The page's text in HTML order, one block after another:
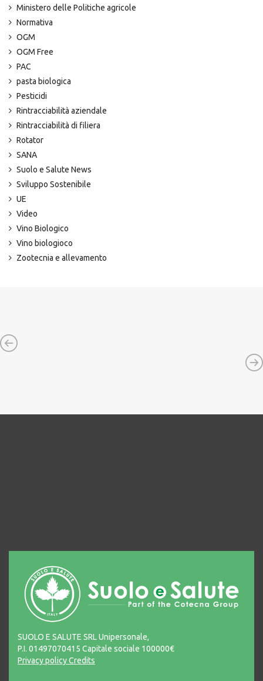
Ministero delle Politiche agricole
Normativa
OGM
OGM Free
PAC
pasta biologica
Pesticidi
Rintracciabilità aziendale
Rintracciabilità di filiera
Rotator
SANA
Suolo e Salute News
Sviluppo Sostenibile
UE
Video
Vino Biologico
Vino biologioco
Zootecnia e allevamento
SUOLO E SALUTE SRL Unipersonale,
P.I. 01497070415 Capitale sociale 100000€
Privacy policyCredits